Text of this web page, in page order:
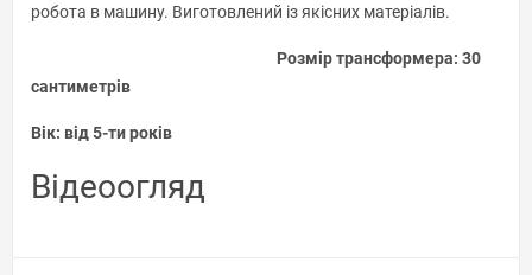
робота в машину. Виготовлений із якісних матеріалів.
Розмір трансформера: 30
сантиметрів
Вік: від 5-ти років
Відеоогляд